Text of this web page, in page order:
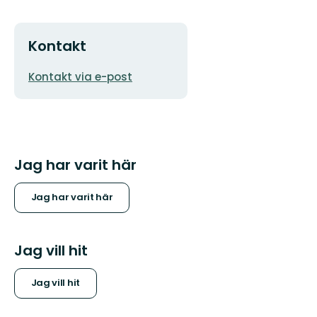
Kontakt
E-
Kontakt via e-post
Jag har varit här
Jag har varit här
Jag vill hit
Jag vill hit